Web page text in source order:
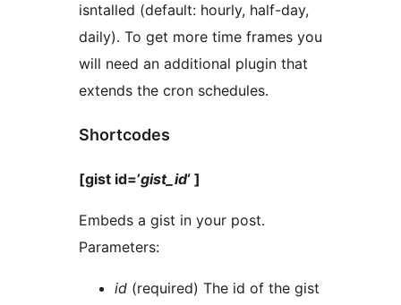
isntalled (default: hourly, half-day,
daily). To get more time frames you
will need an additional plugin that
extends the cron schedules.
Shortcodes
[gist id=’gist_id‘ ]
Embeds a gist in your post.
Parameters:
id (required) The id of the gist